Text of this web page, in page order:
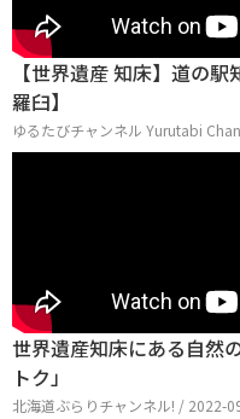
【世界遺産 知床】道の
羅臼】
ゆるたびチャンネル Yurutabi
世界遺産知床にある自然
トク」
北海道ぶらりチャンネル! / 2022-